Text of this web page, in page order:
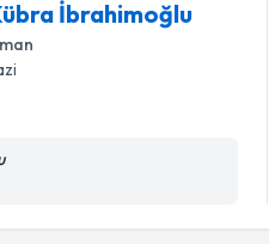
İbrahimoğlu